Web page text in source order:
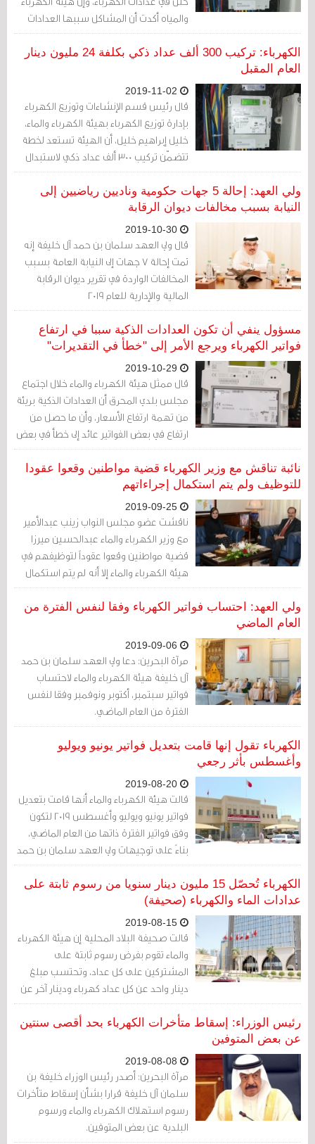
والمياه أكدت أن المشاكل سببها العدادات
الذكية التي تم تركيبها في الفترة الأخيرة
الكهرباء: تركيب 300 ألف عداد ذكي بكلفة 24 مليون دينار
العام المقبل
قال رئيس قسم الإنشاءات وتوزيع الكهرباء
بإدارة توزيع الكهرباء بهيئة الكهرباء والماء،
خليل إبراهيم خليل، أن الهيئة تستعد لخطة
تتضمّن تركيب 300 ألف عداد ذكي لاستبدال
العدادات القديمة
ولي العهد: إحالة 5 جهات حكومية وناديين رياضيين إلى
النيابة بسبب مخالفات ديوان الرقابة
قال ولي العهد سلمان بن حمد آل خليفة إنه
تمت إحالة 7 جهات إلى النيابة العامة بسبب
المخالفات الواردة في تقرير ديوان الرقابة
المالية والإدارية للعام 2019
مسؤول ينفي أن تكون العدادات الذكية سببا في ارتفاع
فواتير الكهرباء ويرجع الأمر إلى "خطأ في التقديرات"
قال ممثل هيئة الكهرباء والماء خلال اجتماع
مجلس بلدي المحرق أن العدادات الذكية بريئة
من تهمة ارتفاع الأسعار، وأن ما حصل من
ارتفاع في بعض الفواتير عائد إلى خطأ في بعض
التقديرات وحساب الفواتير
نائبة تناقش مع وزير الكهرباء قضية مواطنين وقعوا عقودا
للتوظيف ولم يتم استكمال إجراءاتهم
ناقشت عضو مجلس النواب زينب عبدالأمير
مع وزير الكهرباء والماء عبدالحسين ميرزا
قضية مواطنين وقعوا عقوداً لتوظيفهم في
هيئة الكهرباء والماء إلا أنه لم يتم استكمال
إجراءاتهم
ولي العهد: احتساب فواتير الكهرباء وفقا لنفس الفترة من
العام الماضي
مرآة البحرين: دعا ولي العهد سلمان بن حمد
آل خليفة هيئة الكهرباء والماء لاحتساب
فواتير سبتمبر، أكتوبر ونوفمبر وفقا لنفس
الفترة من العام الماضي.
الكهرباء تقول إنها قامت بتعديل فواتير يونيو ويوليو
وأغسطس بأثر رجعي
قالت هيئة الكهرباء والماء أنها قامت بتعديل
فواتير يونيو ويوليو وأغسطس 2019 لتكون
وفق فواتير الفترة ذاتها من العام الماضي،
بناءً على توجيهات ولي العهد سلمان بن حمد
آل خليفة
الكهرباء تُحصّل 15 مليون دينار سنويا من رسوم ثابتة على
عدادات الماء والكهرباء (صحيفة)
قالت صحيفة البلاد المحلية إن هيئة الكهرباء
والماء تقوم بفرض رسوم ثابتة على
المشتركين على كل عداد، وتحتسب مبلغ
دينار واحد عن كل عداد كهرباء ودينار آخر عن
عداد المياه، فيما يتم احتساب ذلك في
الفاتورة الشهرية
رئيس الوزراء: إسقاط متأخرات الكهرباء بحد أقصى سنتين
عن بعض المتوفين
مرآة البحرين: أصدر رئيس الوزراء خليفة بن
سلمان آل خليفة قرارا بشأن إسقاط متأخرات
رسوم استهلاك الكهرباء والماء ورسوم
البلدية عن بعض المتوفين.